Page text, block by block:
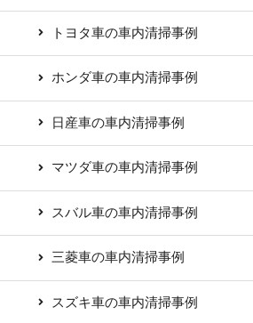
トヨタ車の車内清掃事例
ホンダ車の車内清掃事例
日産車の車内清掃事例
マツダ車の車内清掃事例
スバル車の車内清掃事例
三菱車の車内清掃事例
スズキ車の車内清掃事例